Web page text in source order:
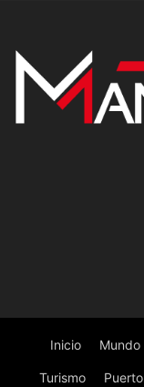
Inicio Mundo
Turismo Puerto